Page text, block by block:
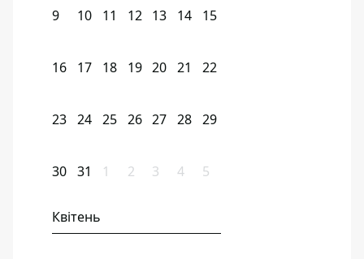
9 10 11 12 13 14 15
16 17 18 19 20 21 22
23 24 25 26 27 28 29
30 31 1 2 3 4 5
Квітень